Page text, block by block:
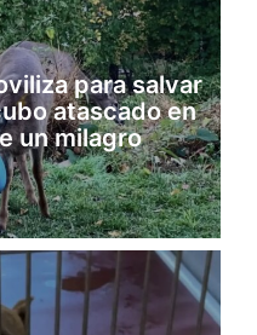
para salvar
atascado en
un milagro